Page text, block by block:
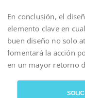
En conclusión, el
elemento clave en
buen diseño no solo
fomentará la acción
en un mayor retorno